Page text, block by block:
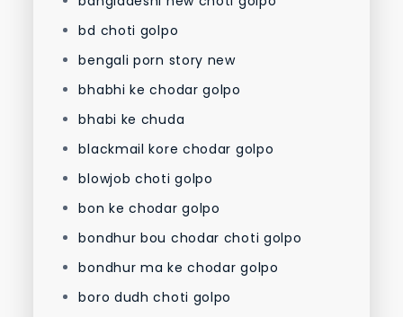
bd choti golpo
bengali porn story new
bhabhi ke chodar golpo
bhabi ke chuda
blackmail kore chodar golpo
blowjob choti golpo
bon ke chodar golpo
bondhur bou chodar choti golpo
bondhur ma ke chodar golpo
boro dudh choti golpo